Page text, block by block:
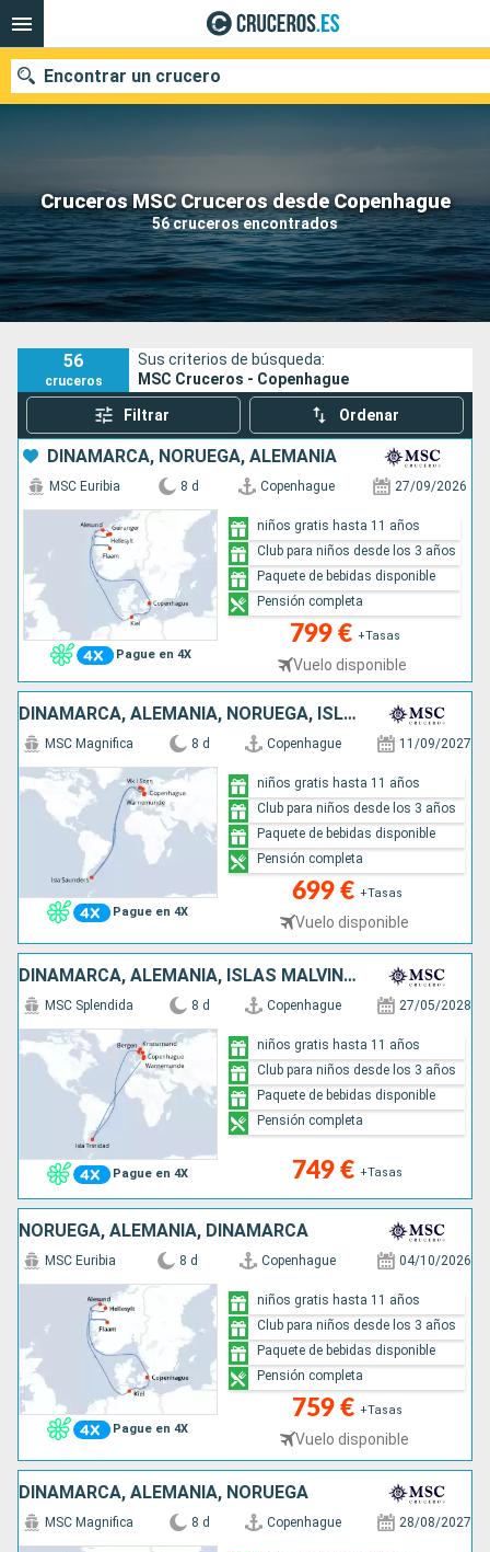
Cruceros MSC Cruceros desde Copenhague
56 cruceros encontrados
Encontrar un crucero
Nuestros destinos
Fecha de salida
Puertos Compañías
Buscar
56
cruceros
Sus criterios de búsqueda:
MSC Cruceros - Copenhague
Filtrar Ordenar
DINAMARCA, NORUEGA, ALEMANIA
Pague en 4X
MSC Euribia 8 d Copenhague 27/09/2026
799 € +Tasas
Vuelo disponible
niños gratis hasta 11 años
Club para niños desde los 3 años
Paquete de bebidas disponible
Pensión completa
DINAMARCA, ALEMANIA, NORUEGA, ISLAS MALVINAS
Pague en 4X
MSC Magnifica 8 d Copenhague 11/09/2027
699 € +Tasas
Vuelo disponible
niños gratis hasta 11 años
Club para niños desde los 3 años
Paquete de bebidas disponible
Pensión completa
DINAMARCA, ALEMANIA, ISLAS MALVINAS, NORUEGA
Pague en 4X
MSC Splendida 8 d Copenhague 27/05/2028
749 € +Tasas
niños gratis hasta 11 años
Club para niños desde los 3 años
Paquete de bebidas disponible
Pensión completa
NORUEGA, ALEMANIA, DINAMARCA
Pague en 4X
MSC Euribia 8 d Copenhague 04/10/2026
759 € +Tasas
Vuelo disponible
niños gratis hasta 11 años
Club para niños desde los 3 años
Paquete de bebidas disponible
Pensión completa
DINAMARCA, ALEMANIA, NORUEGA
MSC Magnifica 8 d Copenhague 28/08/2027